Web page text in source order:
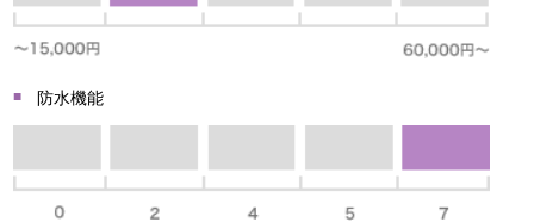
防水機能